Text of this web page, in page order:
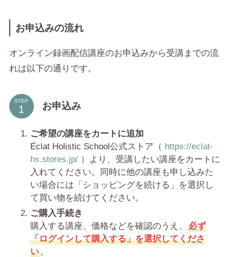
お申込みの流れ
オンライン録画配信講座のお申込みから受講までの流
れは以下の通りです。
STEP お申込み
ご希望の講座をカートに追加
Éclat Holistic School公式ストア（ https://eclat-
hs.stores.jp/ ）より、受講したい講座をカートに
入れてください。同時に他の講座も申し込みた
い場合には「ショッピングを続ける」を選択し
て買い物を続けてください。
ご購入手続き
購入する講座、価格などを確認のうえ、必ず
「ログインして購入する」を選択してくださ
い。